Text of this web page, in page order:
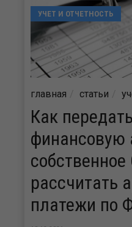
УЧЕТ И ОТЧЕТНОСТЬ
главная статьи
Как
финансовую
рассчитать
платежи по